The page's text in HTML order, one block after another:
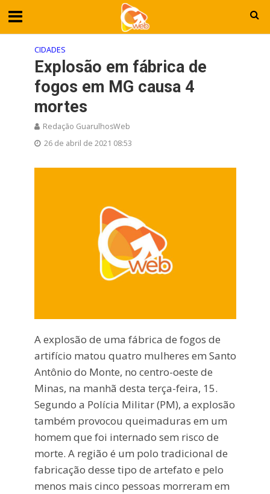
CIDADES
Explosão em fábrica de
fogos em MG causa 4
mortes
Redação GuarulhosWeb
26 de abril de 2021 08:53
A explosão de uma fábrica de fogos de
artifício matou quatro mulheres em Santo
Antônio do Monte, no centro-oeste de
Minas, na manhã desta terça-feira, 15.
Segundo a Polícia Militar (PM), a explosão
também provocou queimaduras em um
homem que foi internado sem risco de
morte. A região é um polo tradicional de
fabricação desse tipo de artefato e pelo
menos mais cinco pessoas morreram em